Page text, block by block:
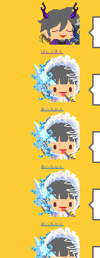
ぱんぷきん
あっちゃん
あっちゃん
あっちゃん